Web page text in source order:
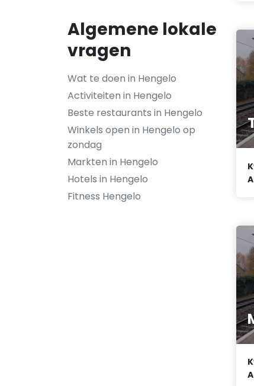
Algemene lokale
vragen
Wat te doen in Hengelo
Activiteiten in Hengelo
Beste restaurants in Hengelo
Winkels open in Hengelo op
zondag
Markten in Hengelo
Hotels in Hengelo
Fitness Hengelo